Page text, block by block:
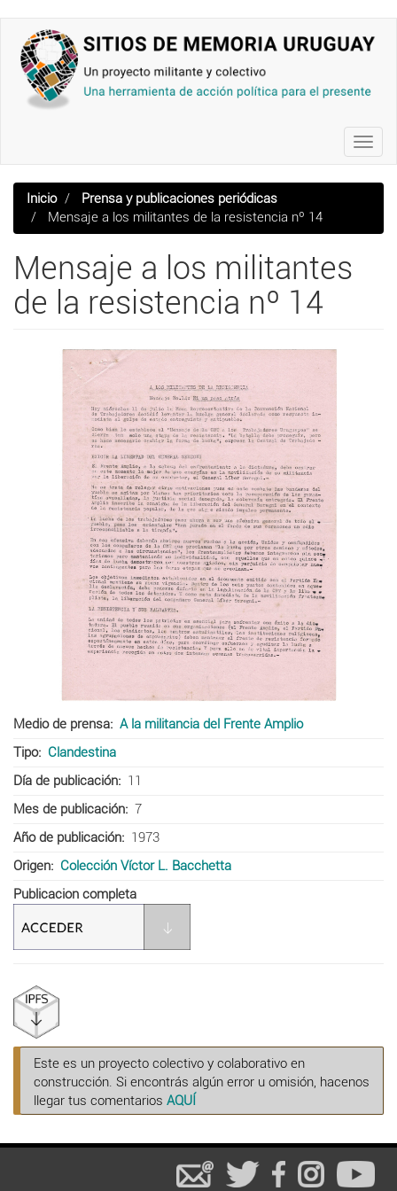
contenido
principal
Inicio
Prensa y publicaciones periódicas
Mensaje a los militantes de la resistencia nº 14
Mensaje a los militantes
de la resistencia nº 14
Medio de prensa
A la militancia del Frente Amplio
Tipo
Clandestina
Día de publicación
11
Mes de publicación
7
Año de publicación
1973
Origen
Colección Víctor L. Bacchetta
Publicacion completa
Este es un proyecto colectivo y colaborativo en
construcción. Si encontrás algún error u omisión, hacenos
llegar tus comentarios AQUÍ